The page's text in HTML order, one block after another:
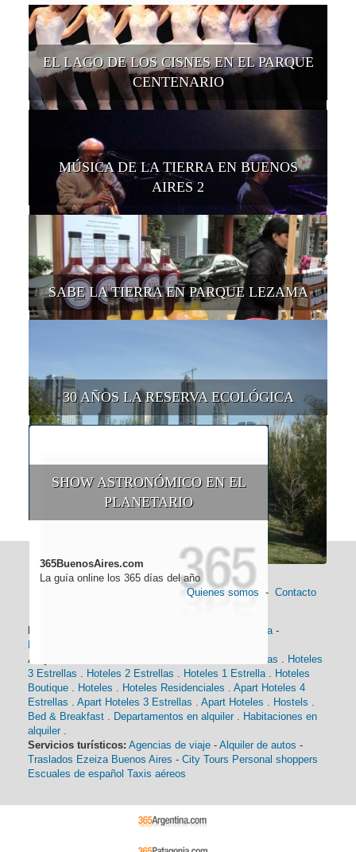
EL LAGO DE LOS CISNES EN EL PARQUE
CENTENARIO
MÚSICA DE LA TIERRA EN BUENOS
AIRES 2
SABE LA TIERRA EN PARQUE LEZAMA
30 AÑOS LA RESERVA ECOLÓGICA
SHOW ASTRONÓMICO EN EL
PLANETARIO
365BuenosAires.com
La guía online los 365 días del año
Quienes somos - Contacto
Historia-
Alojamiento:
Hoteles 4 Estrellas . Hoteles
3 Estrellas . Hoteles 2 Estrellas . Hoteles 1 Estrella. Hoteles
Boutique . Hoteles . Hoteles Residenciales . Apart Hoteles 4
Estrellas . Apart Hoteles 3 Estrellas . Apart Hoteles . Hostels .
Bed & Breakfast . Departamentos en alquiler . Habitaciones en
alquiler .
Servicios turísticos: Agencias de viaje - Alquiler de autos -
Traslados Ezeiza Buenos Aires - City Tours Personal shoppers
Escuales de español Taxis aéreos